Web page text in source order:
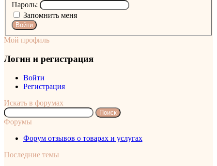
Пароль:
Запомнить меня
Войти
Мой профиль
Логин и регистрация
Войти
Регистрация
Искать в форумах
Поиск:
Форумы
Форум отзывов о товарах и услугах
Последние темы